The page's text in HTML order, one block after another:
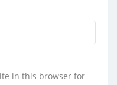
in this browser for